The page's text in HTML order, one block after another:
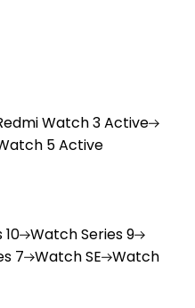
Watch 3 Active
5 Active
10 WatchSeries 9
7 WatchSE Watch